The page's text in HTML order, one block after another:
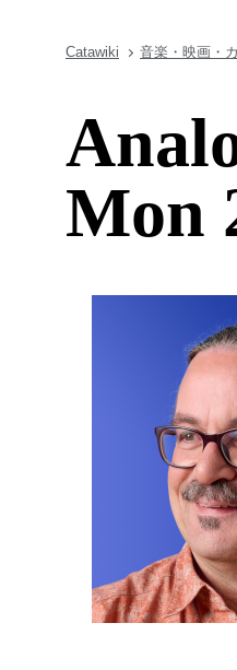
Catawiki 音楽・映画・
Mon